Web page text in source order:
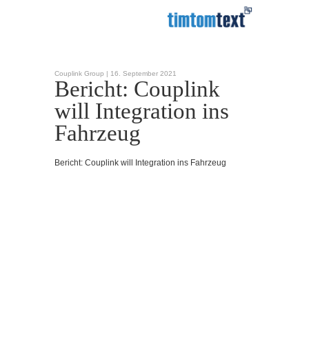
Couplink Group | 16. September 2021
Bericht: Couplink
will Integration ins
Fahrzeug
Bericht: Couplink will Integration ins Fahrzeug